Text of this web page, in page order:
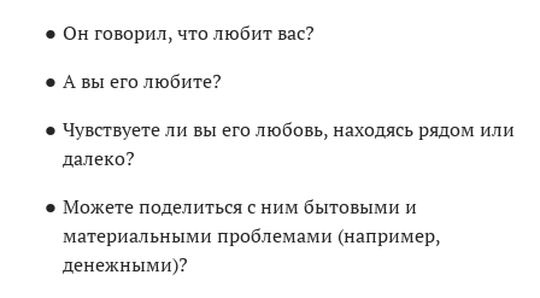
Он говорил, что любит вас?
А вы его любите?
Чувствуете ли вы его любовь, находясь рядом или
далеко?
Можете поделиться с ним бытовыми и
материальными проблемами (например,
денежными)?